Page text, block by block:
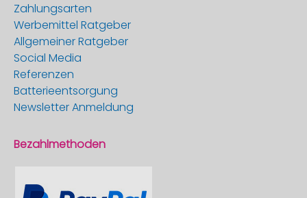
Zahlungsarten
Werbemittel Ratgeber
Allgemeiner Ratgeber
Social Media
Referenzen
Batterieentsorgung
Newsletter Anmeldung
Bezahlmethoden